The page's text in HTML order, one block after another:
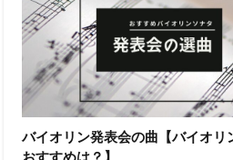
バイオリン発表会の曲【バイオリ
おすすめは？】